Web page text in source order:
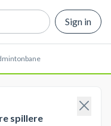
Sign in
spillere